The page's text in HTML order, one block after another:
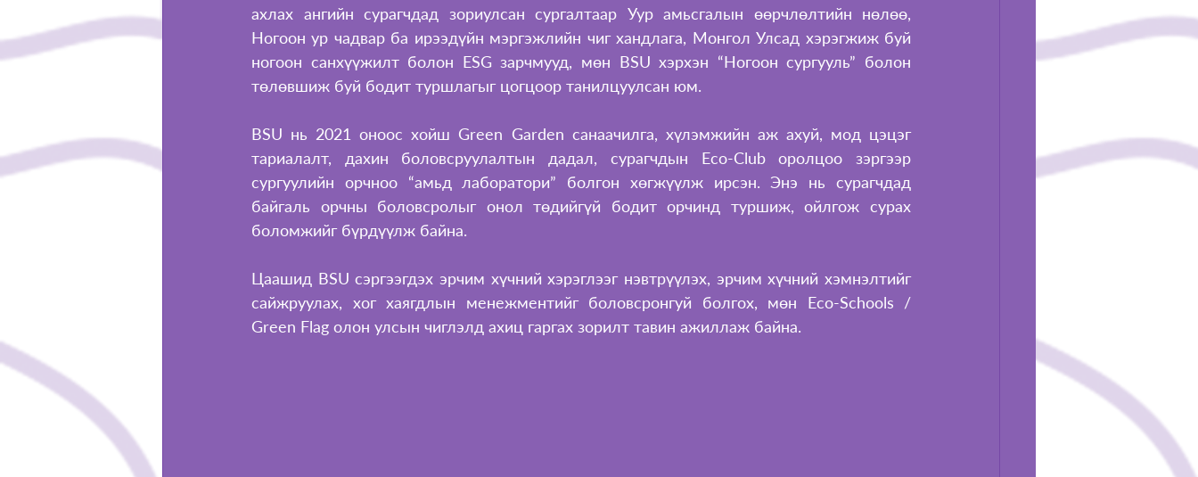
ахлах ангийн сурагчдад зориулсан сургалтаар Уур амьсгалын өөрчлөлтийн нөлөө,
Ногоон ур чадвар ба ирээдүйн мэргэжлийн чиг хандлага, Монгол Улсад хэрэгжиж буй
ногоон санхүүжилт болон ESG зарчмууд, мөн BSU хэрхэн “Ногоон сургууль” болон
төлөвшиж буй бодит туршлагыг цогцоор танилцуулсан юм.
BSU нь 2021 оноос хойш Green Garden санаачилга, хүлэмжийн аж ахуй, мод цэцэг
тариалалт, дахин боловсруулалтын дадал, сурагчдын Eco-Club оролцоо зэргээр
сургуулийн орчноо “амьд лаборатори” болгон хөгжүүлж ирсэн. Энэ нь сурагчдад
байгаль орчны боловсролыг онол төдийгүй бодит орчинд туршиж, ойлгож сурах
боломжийг бүрдүүлж байна.
Цаашид BSU сэргээгдэх эрчим хүчний хэрэглээг нэвтрүүлэх, эрчим хүчний хэмнэлтийг
сайжруулах, хог хаягдлын менежментийг боловсронгуй болгох, мөн Eco-Schools /
Green Flag олон улсын чиглэлд ахиц гаргах зорилт тавин ажиллаж байна.